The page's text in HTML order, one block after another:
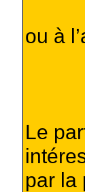
ou à
Le
par la